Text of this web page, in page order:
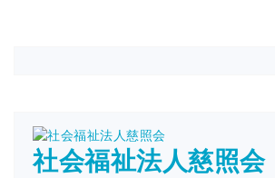
社会福祉法人慈照会